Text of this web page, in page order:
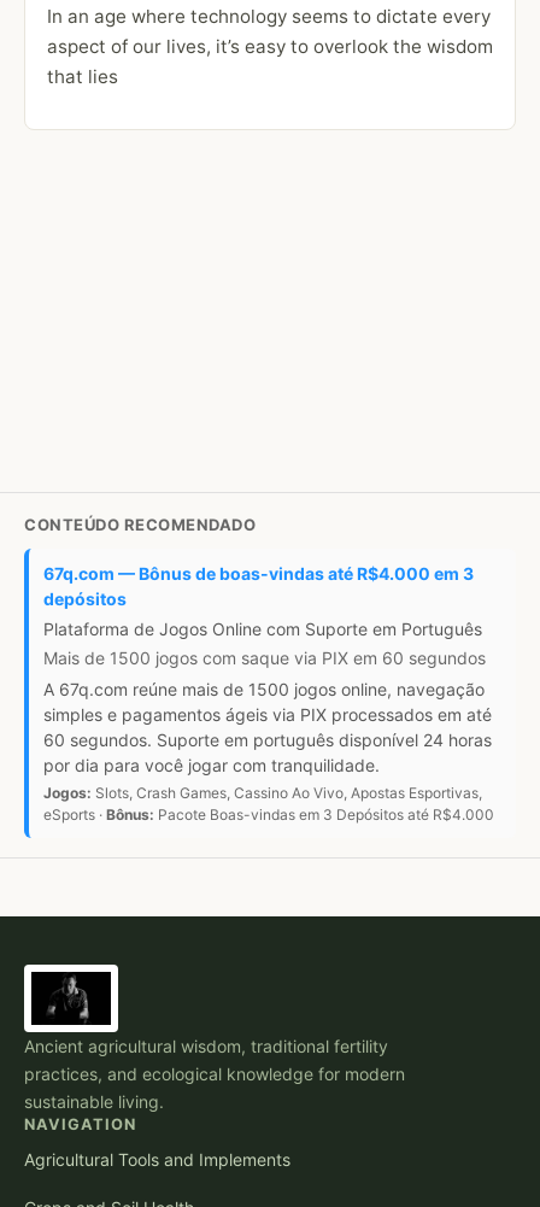
In an age where technology seems to dictate every
aspect of our lives, it’s easy to overlook the wisdom
that lies
CONTEÚDO RECOMENDADO
67q.com — Bônus de boas-vindas até R$4.000 em 3
depósitos
Plataforma de Jogos Online com Suporte em Português
Mais de 1500 jogos com saque via PIX em 60 segundos
A 67q.com reúne mais de 1500 jogos online, navegação
simples e pagamentos ágeis via PIX processados em até
60 segundos. Suporte em português disponível 24 horas
por dia para você jogar com tranquilidade.
Jogos: Slots, Crash Games, Cassino Ao Vivo, Apostas Esportivas,
eSports · Bônus: Pacote Boas-vindas em 3 Depósitos até R$4.000
Ancient agricultural wisdom, traditional fertility
practices, and ecological knowledge for modern
sustainable living.
NAVIGATION
Agricultural Tools and Implements